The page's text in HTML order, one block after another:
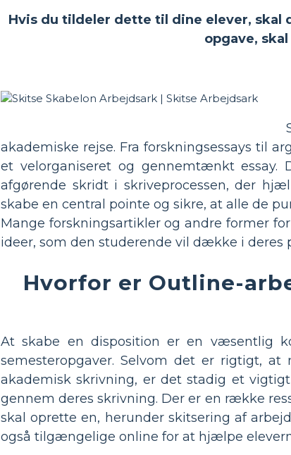
Hvis du tildeler dette til dine elever,
opgave,
akademiske rejse. Fra forskningsessays til
et velorganiseret og gennemtænkt essay.
afgørende skridt i skriveprocessen, der
skabe en central pointe og sikre, at alle de
Mange forskningsartikler og andre former
ideer, som den studerende vil dække i deres
Hvorfor er Outline-
At skabe en disposition er en væsentlig
semesteropgaver. Selvom det er rigtigt,
akademisk skrivning, er det stadig et
gennem deres skrivning. Der er en række
skal oprette en, herunder skitsering af
også tilgængelige online for at hjælpe